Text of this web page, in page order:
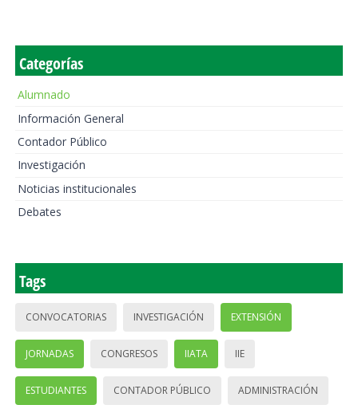
Categorías
Alumnado
Información General
Contador Público
Investigación
Noticias institucionales
Debates
Tags
CONVOCATORIAS INVESTIGACIÓN EXTENSIÓN
JORNADAS CONGRESOS IIATA IIE
ESTUDIANTES CONTADOR PÚBLICO ADMINISTRACIÓN